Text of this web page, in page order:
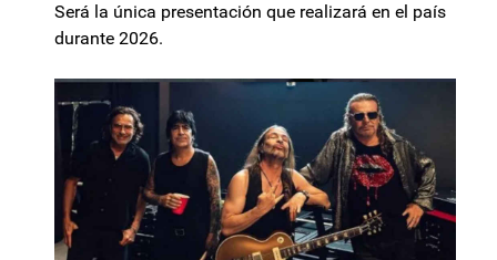
Será la única presentación que realizará en el país
durante 2026.